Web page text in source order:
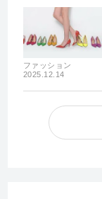
ファッション
2025.12.14